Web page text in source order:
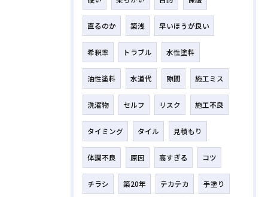
直るのか 築浅 早いほうが良い
希釈率 トラブル 水性塗料
油性塗料 水道代 隙間 施工ミス
洗濯物 セルフ リスク 施工不良
タイミング タイル 見積もり
体調不良 原因 高すぎる コツ
チラシ 築20年 テカテカ 手塗り